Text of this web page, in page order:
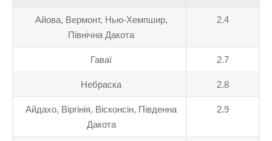
Айова, Вермонт, Нью-Хемпшир,
Північна Дакота
2.4
Гаваї 2.7
Небраска 2.8
Айдахо, Віргінія, Вісконсін, Південна
Дакота
2.9